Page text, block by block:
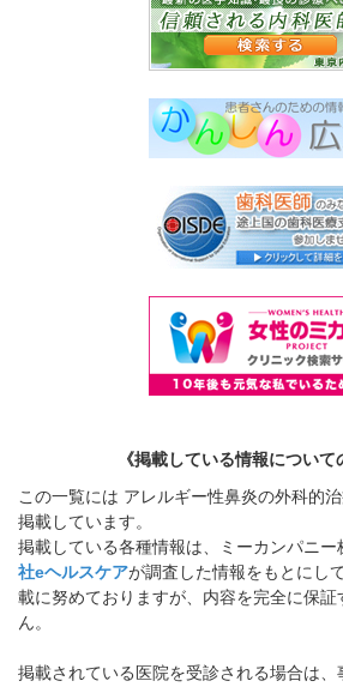
《掲載している情報について
この一覧には アレルギー性鼻炎の外科的
掲載しています。
掲載している各種情報は、ミーカンパニー
社eヘルスケアが調査した情報をもとにし
載に努めておりますが、内容を完全に保
ん。
掲載されている医院を受診される場合は